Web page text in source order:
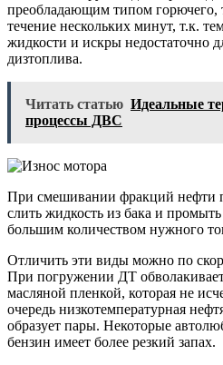
преобладающим типом горючего,
течение нескольких минут, т.к.
жидкости и искры недостаточно
дизтоплива.
Читать статью Идеальные
процессы ДВС
При смешивании фракций нефти
слить жидкость из бака и
большим количеством нужного
Отличить эти виды можно по
При погружении ДТ
масляной пленкой, которая не
очередь низкотемпературная
образует пары. Некоторые
бензин имеет более резкий запах.